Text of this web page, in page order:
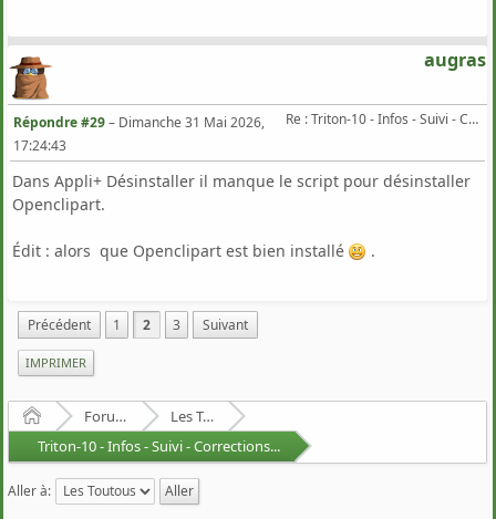
augras
Re : Triton-10 - Infos - Suivi - Corrections...
Répondre #29– Dimanche 31 Mai 2026,
17:24:43
Dans Appli+ Désinstaller il manque le script pour désinstaller
Openclipart.
Édit : alors que Openclipart est bien installé .
Précédent 1 2 3 Suivant
IMPRIMER
Accueil Forum Francophone de Puppy/Toutou Linux
Les Toutous
Triton-10 - Infos - Suivi - Corrections...
Aller à: